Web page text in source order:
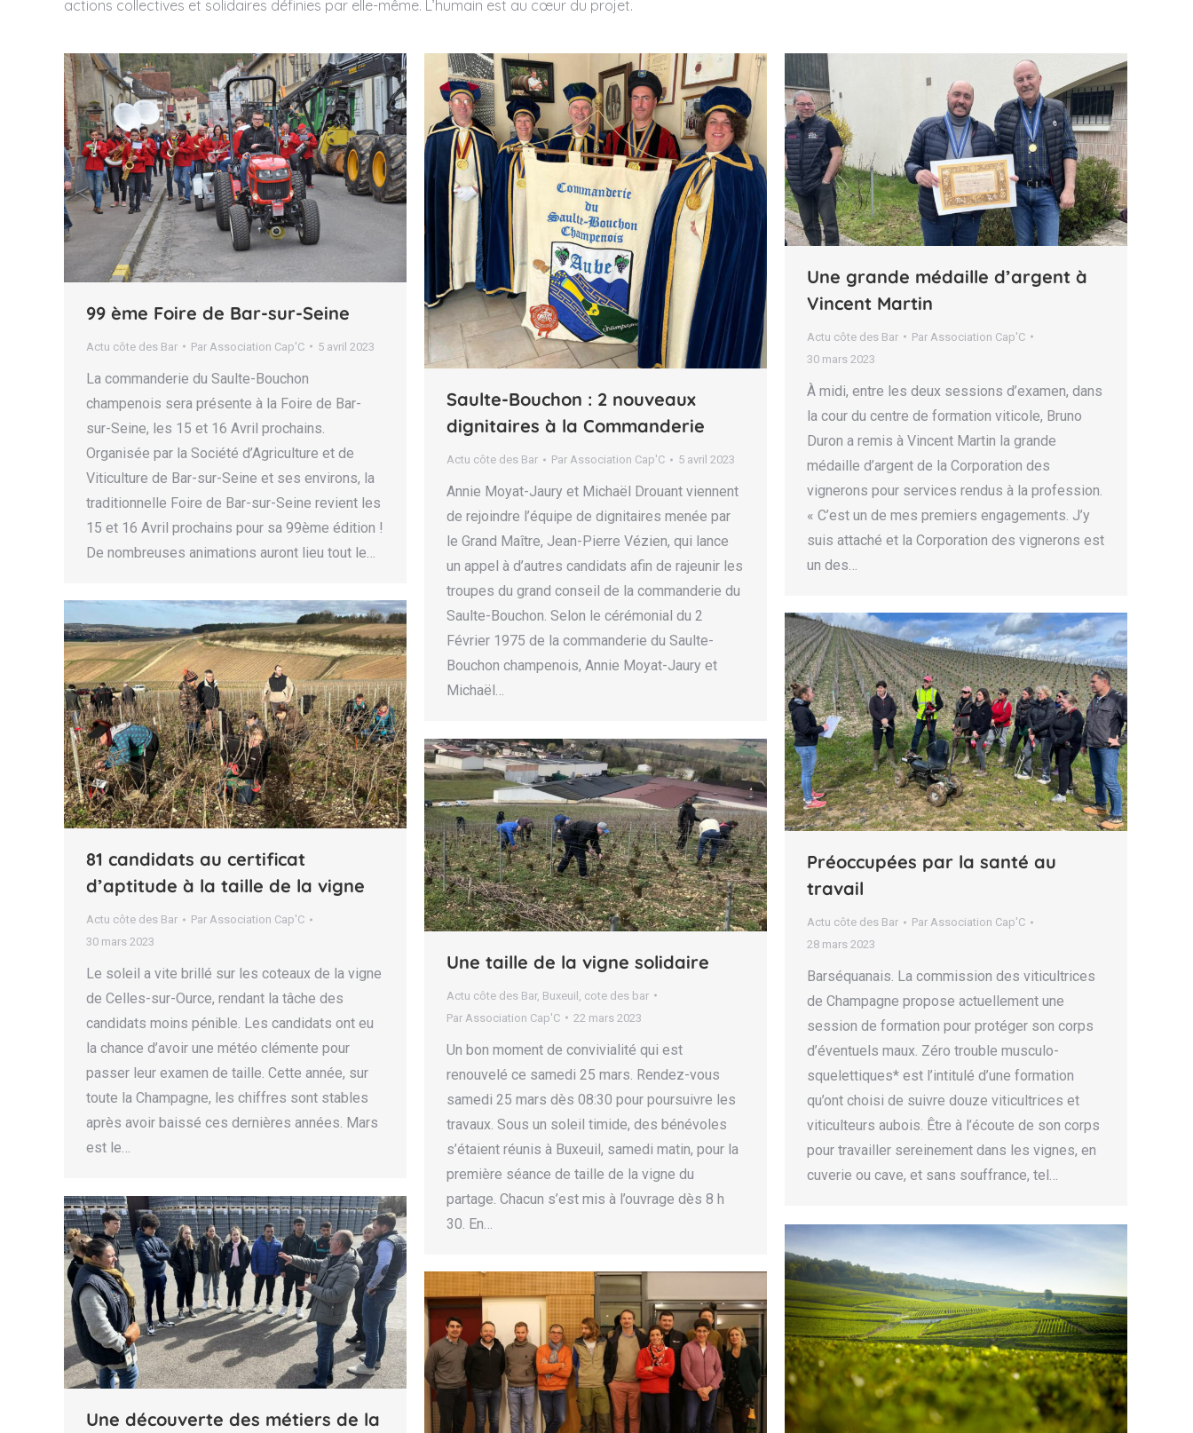
actions collectives et solidaires définies par elle-même. L’humain est au cœur du projet.
99 ème Foire de Bar-sur-Seine
Actu côte des Bar Par Association Cap'C 5 avril 2023
La commanderie du Saulte-Bouchon
champenois sera présente à la Foire de Bar-
sur-Seine, les 15 et 16 Avril prochains.
Organisée par la Société d’Agriculture et de
Viticulture de Bar-sur-Seine et ses environs, la
traditionnelle Foire de Bar-sur-Seine revient les
15 et 16 Avril prochains pour sa 99ème édition !
De nombreuses animations auront lieu tout le…
Saulte-Bouchon : 2 nouveaux
dignitaires à la Commanderie
Actu côte des Bar Par Association Cap'C 5 avril 2023
Annie Moyat-Jaury et Michaël Drouant viennent
de rejoindre l’équipe de dignitaires menée par
le Grand Maître, Jean-Pierre Vézien, qui lance
un appel à d’autres candidats afin de rajeunir les
troupes du grand conseil de la commanderie du
Saulte-Bouchon. Selon le cérémonial du 2
Février 1975 de la commanderie du Saulte-
Bouchon champenois, Annie Moyat-Jaury et
Michaël…
Une grande médaille d’argent à
Vincent Martin
Actu côte des Bar Par Association Cap'C
30 mars 2023
À midi, entre les deux sessions d’examen, dans
la cour du centre de formation viticole, Bruno
Duron a remis à Vincent Martin la grande
médaille d’argent de la Corporation des
vignerons pour services rendus à la profession.
« C’est un de mes premiers engagements. J’y
suis attaché et la Corporation des vignerons est
un des…
81 candidats au certificat
d’aptitude à la taille de la vigne
Actu côte des Bar Par Association Cap'C
30 mars 2023
Le soleil a vite brillé sur les coteaux de la vigne
de Celles-sur-Ource, rendant la tâche des
candidats moins pénible. Les candidats ont eu
la chance d’avoir une météo clémente pour
passer leur examen de taille. Cette année, sur
toute la Champagne, les chiffres sont stables
après avoir baissé ces dernières années. Mars
est le…
Préoccupées par la santé au
travail
Actu côte des Bar Par Association Cap'C
28 mars 2023
Barséquanais. La commission des viticultrices
de Champagne propose actuellement une
session de formation pour protéger son corps
d’éventuels maux. Zéro trouble musculo-
squelettiques* est l’intitulé d’une formation
qu’ont choisi de suivre douze viticultrices et
viticulteurs aubois. Être à l’écoute de son corps
pour travailler sereinement dans les vignes, en
cuverie ou cave, et sans souffrance, tel…
Une taille de la vigne solidaire
Actu côte des Bar, Buxeuil
cote des bar
Par Association Cap'C 22 mars 2023
Un bon moment de convivialité qui est
renouvelé ce samedi 25 mars. Rendez-vous
samedi 25 mars dès 08:30 pour poursuivre les
travaux. Sous un soleil timide, des bénévoles
s’étaient réunis à Buxeuil, samedi matin, pour la
première séance de taille de la vigne du
partage. Chacun s’est mis à l’ouvrage dès 8 h
30. En…
Une découverte des métiers de la